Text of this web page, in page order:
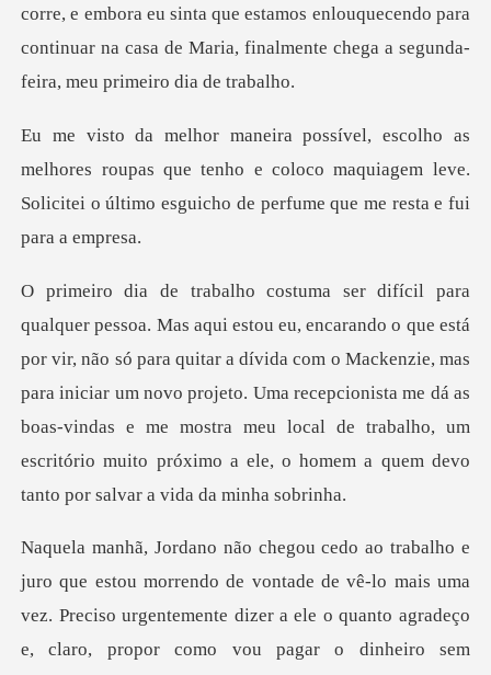
corre, e embora eu sinta que estamos enlou
s roupas que tenho e coloco maquiagem leve.
Solicitei o úl
só para quitar a dívida com o Mackenzie, mas
para iniciar um novo projeto. Uma recepcionista me dá as
boas-vindas e me mos
emente dizer a ele o quanto agradeço
e, claro, propor como vou pagar o dinheiro sem